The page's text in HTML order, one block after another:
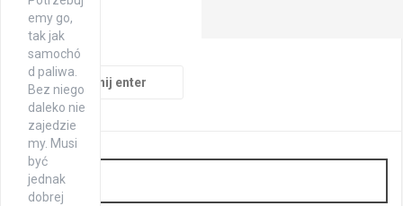
emy go,
tak jak
samochó
d paliwa.
Bez niego
daleko nie
zajedzie
my. Musi
być
jednak
dobrej
Szukaj:
Druk